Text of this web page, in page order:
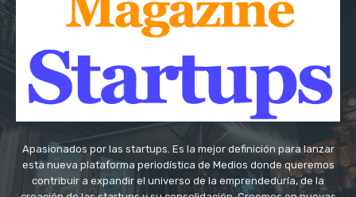
Apasionados por las startups. Es la mejor definición para lanzar
esta nueva plataforma periodística de Medios donde queremos
contribuir a expandir el universo de la emprendeduría, de la